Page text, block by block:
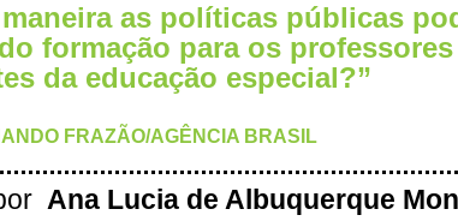
maneira as políticas públicas
formação para os
da educação especial?”
FRAZÃO/AGÊNCIA BRASIL
Ana Lucia de Albuquerque